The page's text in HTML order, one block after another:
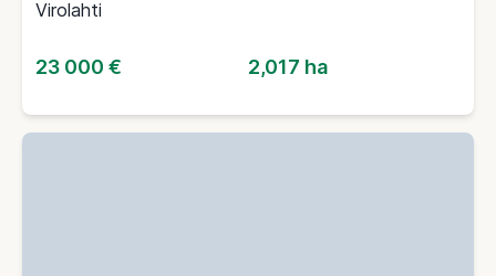
Virolahti
23 000 € 2,017 ha